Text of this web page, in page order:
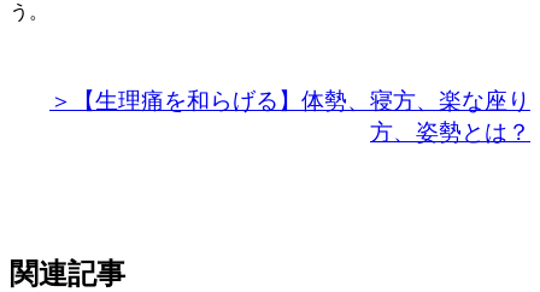
う。
＞【生理痛を和らげる】体勢、寝方、楽な座り
方、姿勢とは？
関連記事